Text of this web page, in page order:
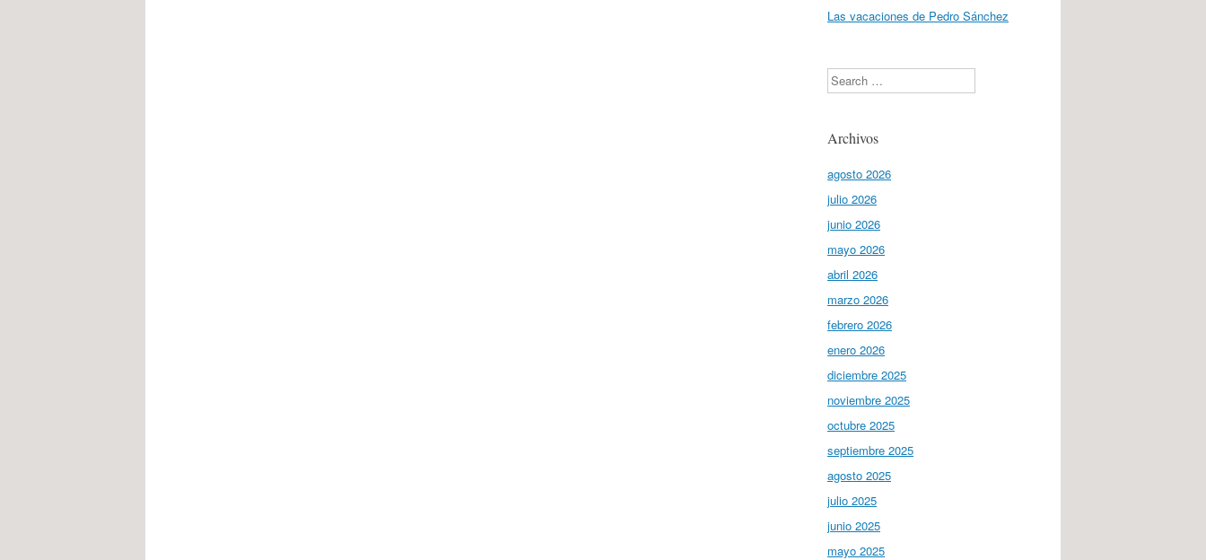
Las vacaciones de Pedro Sánchez
Search
Archivos
agosto 2026
julio 2026
junio 2026
mayo 2026
abril 2026
marzo 2026
febrero 2026
enero 2026
diciembre 2025
noviembre 2025
octubre 2025
septiembre 2025
agosto 2025
julio 2025
junio 2025
mayo 2025